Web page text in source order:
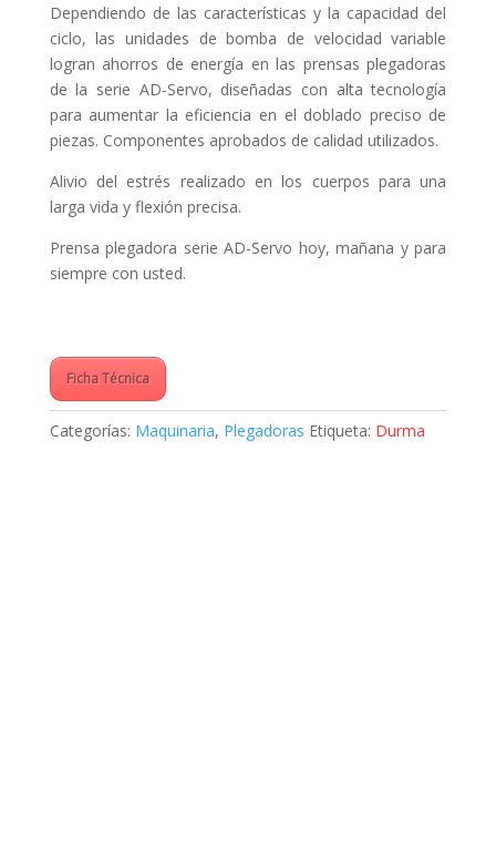
Dependiendo de las características y la capacidad del
ciclo, las unidades de bomba de velocidad variable
logran ahorros de energía en las prensas plegadoras
de la serie AD-Servo, diseñadas con alta tecnología
para aumentar la eficiencia en el doblado preciso de
piezas. Componentes aprobados de calidad utilizados.
Alivio del estrés realizado en los cuerpos para una
larga vida y flexión precisa.
Prensa plegadora serie AD-Servo hoy, mañana y para
siempre con usted.
Ficha Técnica
Categorías: Maquinaria, Plegadoras Etiqueta: Durma